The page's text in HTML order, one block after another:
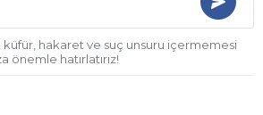
küfür, hakaret ve suç unsuru içermemesi
önemle hatırlatırız!